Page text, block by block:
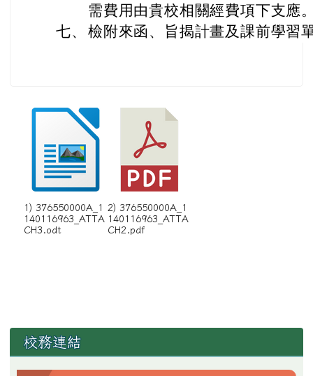
需費用由貴校相關經費項下支應
七、 檢附來函、旨揭計畫及課前學習
1) 376550000A_1
140116963_ATTA
CH3.odt
2) 376550000A_1
140116963_ATTA
CH2.pdf
左邊區域內容
校務連結